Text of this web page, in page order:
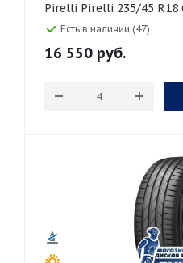
Pirelli Pirelli 235/45
Есть в наличии (47)
16 550 руб.